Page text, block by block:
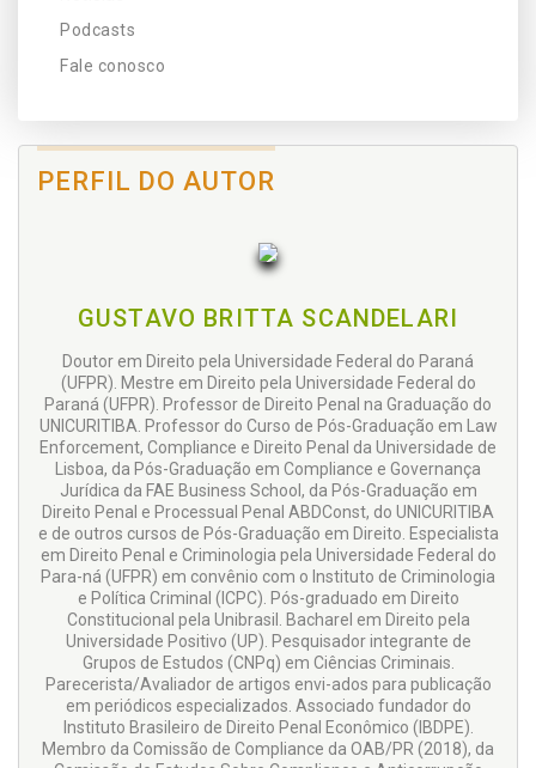
Podcasts
Fale conosco
PERFIL DO AUTOR
GUSTAVO BRITTA SCANDELARI
Doutor em Direito pela Universidade Federal do Paraná
(UFPR). Mestre em Direito pela Universidade Federal do
Paraná (UFPR). Professor de Direito Penal na Graduação do
UNICURITIBA. Professor do Curso de Pós-Graduação em Law
Enforcement, Compliance e Direito Penal da Universidade de
Lisboa, da Pós-Graduação em Compliance e Governança
Jurídica da FAE Business School, da Pós-Graduação em
Direito Penal e Processual Penal ABDConst, do UNICURITIBA
e de outros cursos de Pós-Graduação em Direito. Especialista
em Direito Penal e Criminologia pela Universidade Federal do
Para-ná (UFPR) em convênio com o Instituto de Criminologia
e Política Criminal (ICPC). Pós-graduado em Direito
Constitucional pela Unibrasil. Bacharel em Direito pela
Universidade Positivo (UP). Pesquisador integrante de
Grupos de Estudos (CNPq) em Ciências Criminais.
Parecerista/Avaliador de artigos envi-ados para publicação
em periódicos especializados. Associado fundador do
Instituto Brasileiro de Direito Penal Econômico (IBDPE).
Membro da Comissão de Compliance da OAB/PR (2018), da